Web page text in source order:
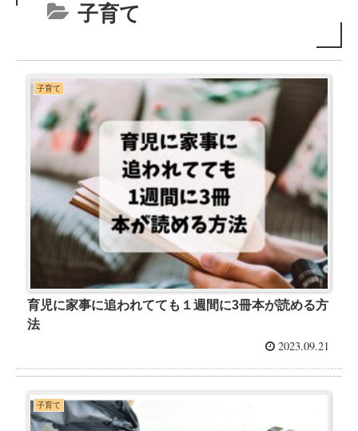
子育て
子育て
育児に家事に追われてても１週間に3冊本が読める方
法
2023.09.21
子育て